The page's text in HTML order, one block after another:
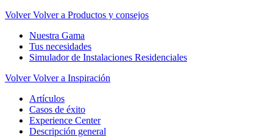
Volver Volver a Productos y consejos
Nuestra Gama
Tus necesidades
Simulador de Instalaciones Residenciales
Volver Volver a Inspiración
Artículos
Casos de éxito
Experience Center
Descripción general